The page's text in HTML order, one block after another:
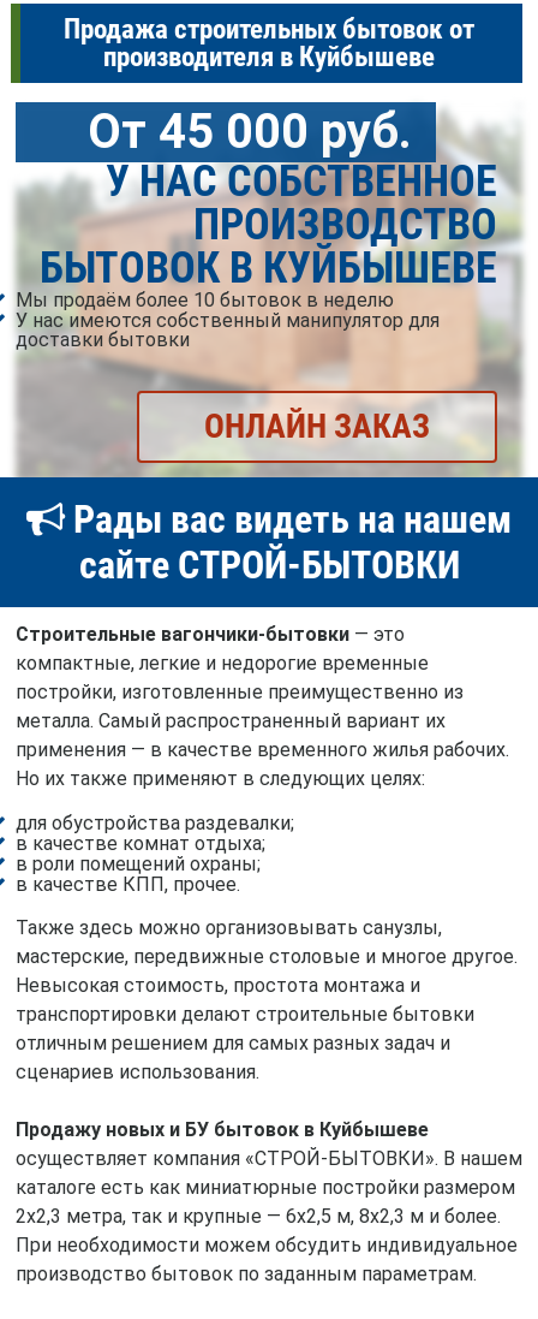
Продажа строительных бытовок от
производителя в Куйбышеве
От 45 000 руб.
У НАС СОБСТВЕННОЕ
ПРОИЗВОДСТВО
БЫТОВОК В КУЙБЫШЕВЕ
Мы продаём более 10 бытовок в неделю
У нас имеются собственный манипулятор для
доставки бытовки
ОНЛАЙН ЗАКАЗ
Рады вас видеть на нашем
сайте СТРОЙ-БЫТОВКИ
Строительные вагончики-бытовки— это
компактные, легкие и недорогие временные
постройки, изготовленные преимущественно из
металла. Самый распространенный вариант их
применения — в качестве временного жилья рабочих.
Но их также применяют в следующих целях:
для обустройства раздевалки;
в качестве комнат отдыха;
в роли помещений охраны;
в качестве КПП, прочее.
Также здесь можно организовывать санузлы,
мастерские, передвижные столовые и многое другое.
Невысокая стоимость, простота монтажа и
транспортировки делают строительные бытовки
отличным решением для самых разных задач и
сценариев использования.
Продажу новых и БУ бытовок в Куйбышеве
осуществляет компания «СТРОЙ-БЫТОВКИ». В нашем
каталоге есть как миниатюрные постройки размером
2х2,3 метра, так и крупные — 6х2,5 м, 8х2,3 м и более.
При необходимости можем обсудить индивидуальное
производство бытовок по заданным параметрам.